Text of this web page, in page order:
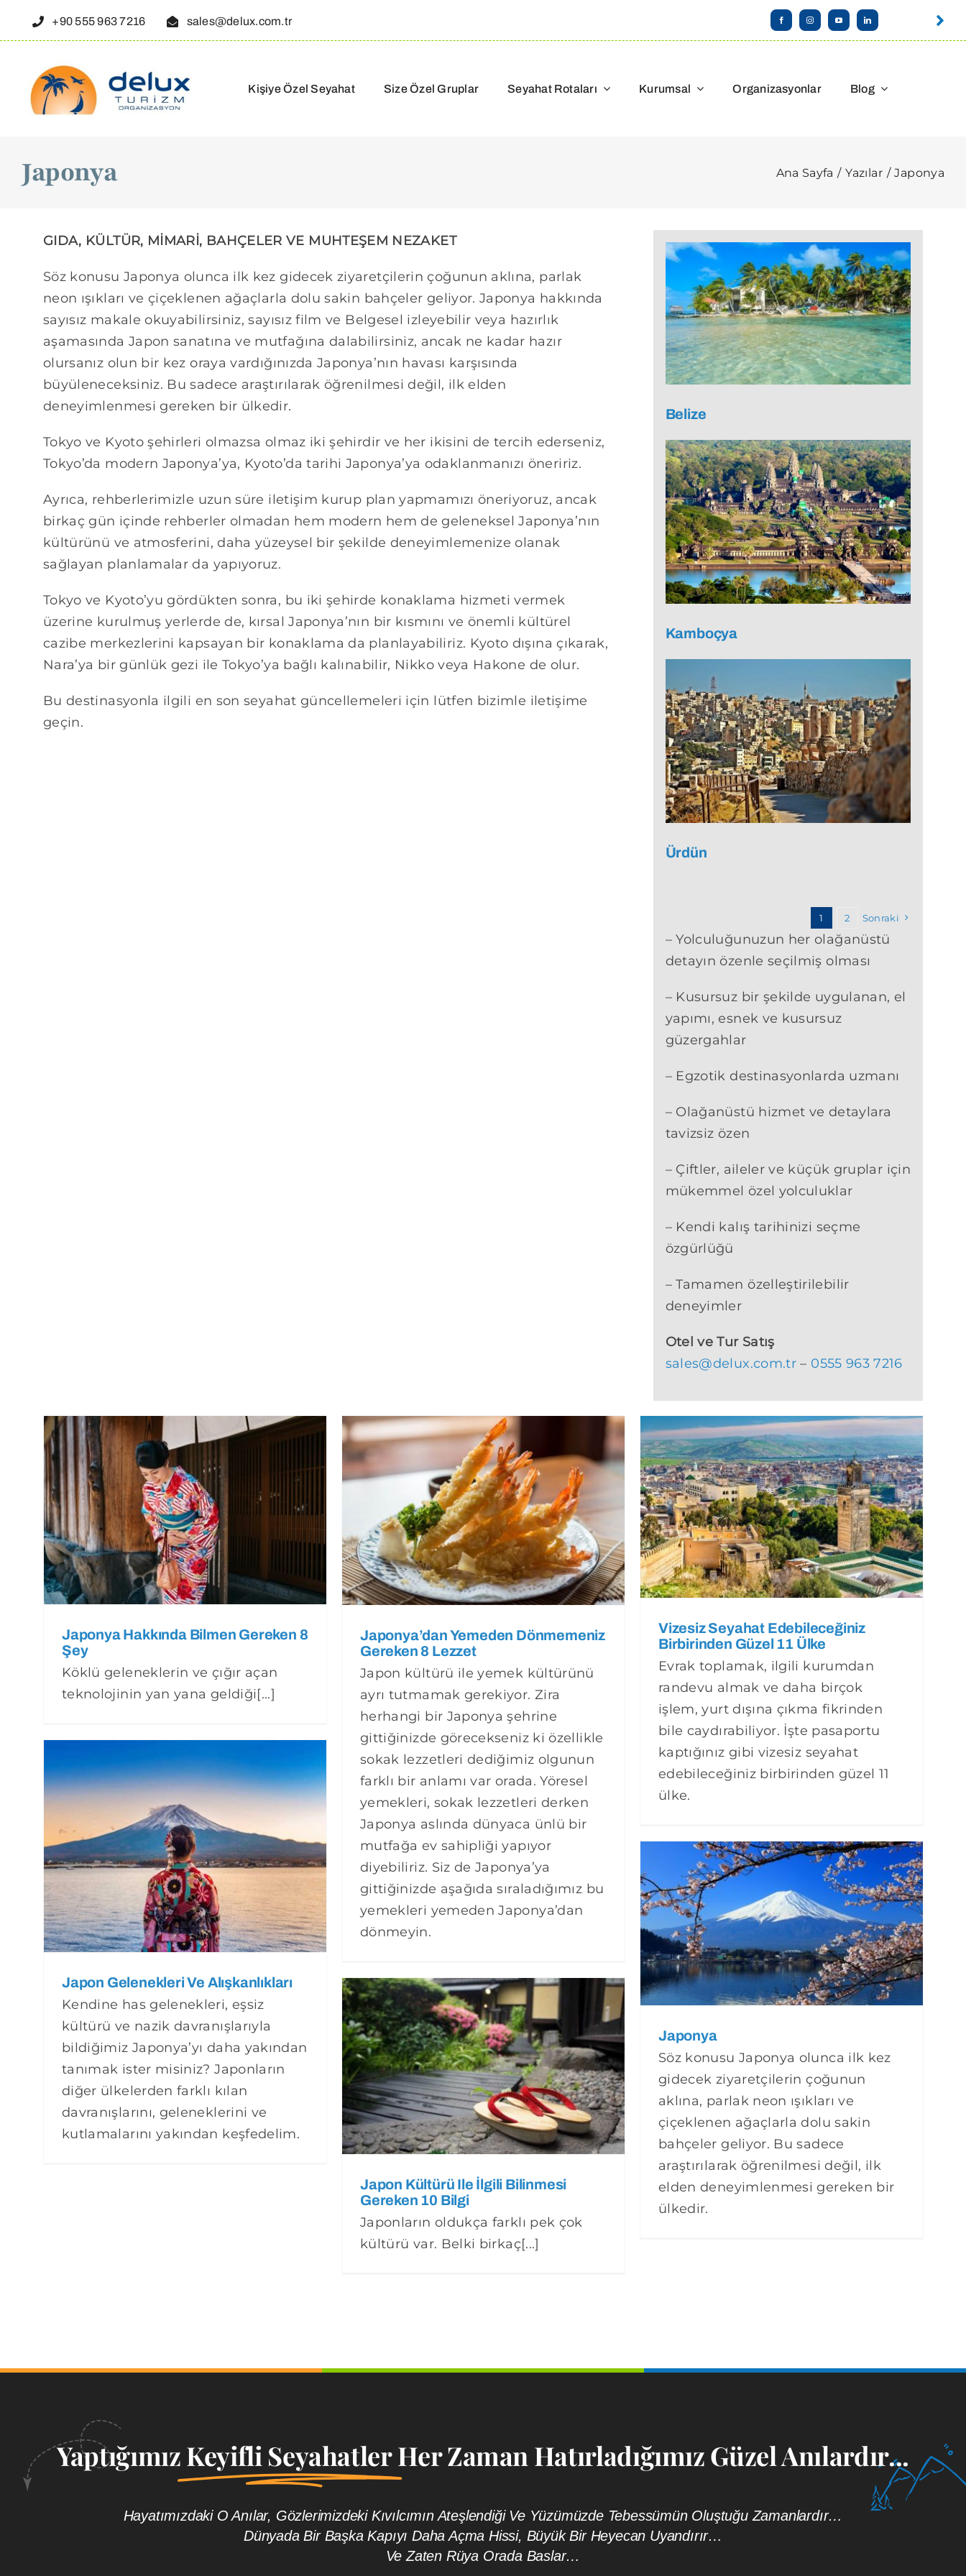
+90 555 963 7216 sales@delux.com.tr
Kişiye Özel Seyahat Size Özel Gruplar Seyahat Rotaları Kurumsal Organizasyonlar Blog
Japonya Ana Sayfa Yazılar Japonya
GIDA, KÜLTÜR, MİMARİ, BAHÇELER VE MUHTEŞEM NEZAKET
Söz konusu Japonya olunca ilk kez gidecek ziyaretçilerin çoğunun aklına, parlak
neon ışıkları ve çiçeklenen ağaçlarla dolu sakin bahçeler geliyor. Japonya hakkında
sayısız makale okuyabilirsiniz, sayısız film ve Belgesel izleyebilir veya hazırlık
aşamasında Japon sanatına ve mutfağına dalabilirsiniz, ancak ne kadar hazır
olursanız olun bir kez oraya vardığınızda Japonya’nın havası karşısında
büyüleneceksiniz. Bu sadece araştırılarak öğrenilmesi değil, ilk elden
deneyimlenmesi gereken bir ülkedir.
Tokyo ve Kyoto şehirleri olmazsa olmaz iki şehirdir ve her ikisini de tercih ederseniz,
Tokyo’da modern Japonya’ya, Kyoto’da tarihi Japonya’ya odaklanmanızı öneririz.
Ayrıca, rehberlerimizle uzun süre iletişim kurup plan yapmamızı öneriyoruz, ancak
birkaç gün içinde rehberler olmadan hem modern hem de geleneksel Japonya’nın
kültürünü ve atmosferini, daha yüzeysel bir şekilde deneyimlemenize olanak
sağlayan planlamalar da yapıyoruz.
Tokyo ve Kyoto’yu gördükten sonra, bu iki şehirde konaklama hizmeti vermek
üzerine kurulmuş yerlerde de, kırsal Japonya’nın bir kısmını ve önemli kültürel
cazibe merkezlerini kapsayan bir konaklama da planlayabiliriz. Kyoto dışına çıkarak,
Nara’ya bir günlük gezi ile Tokyo’ya bağlı kalınabilir, Nikko veya Hakone de olur.
Bu destinasyonla ilgili en son seyahat güncellemeleri için lütfen bizimle iletişime
geçin.
Belize
Kamboçya
Ürdün
1 2 Sonraki
– Yolculuğunuzun her olağanüstü
detayın özenle seçilmiş olması
– Kusursuz bir şekilde uygulanan, el
yapımı, esnek ve kusursuz
güzergahlar
– Egzotik destinasyonlarda uzmanı
– Olağanüstü hizmet ve detaylara
tavizsiz özen
– Çiftler, aileler ve küçük gruplar için
mükemmel özel yolculuklar
– Kendi kalış tarihinizi seçme
özgürlüğü
– Tamamen özelleştirilebilir
deneyimler
Otel ve Tur Satış
sales@delux.com.tr – 0555 963 7216
Japonya Hakkında Bilmen Gereken 8
Şey
Köklü geleneklerin ve çığır açan
teknolojinin yan yana geldiği[...]
Japonya’dan Yemeden Dönmemeniz
Gereken 8 Lezzet
Japon kültürü ile yemek kültürünü
ayrı tutmamak gerekiyor. Zira
herhangi bir Japonya şehrine
gittiğinizde görecekseniz ki özellikle
sokak lezzetleri dediğimiz olgunun
farklı bir anlamı var orada. Yöresel
yemekleri, sokak lezzetleri derken
Japonya aslında dünyaca ünlü bir
mutfağa ev sahipliği yapıyor
diyebiliriz. Siz de Japonya’ya
gittiğinizde aşağıda sıraladığımız bu
yemekleri yemeden Japonya’dan
dönmeyin.
Vizesiz Seyahat Edebileceğiniz
Birbirinden Güzel 11 Ülke
Evrak toplamak, ilgili kurumdan
randevu almak ve daha birçok
işlem, yurt dışına çıkma fikrinden
bile caydırabiliyor. İşte pasaportu
kaptığınız gibi vizesiz seyahat
edebileceğiniz birbirinden güzel 11
ülke.
Japon Gelenekleri Ve Alışkanlıkları
Kendine has gelenekleri, eşsiz
kültürü ve nazik davranışlarıyla
bildiğimiz Japonya’yı daha yakından
tanımak ister misiniz? Japonların
diğer ülkelerden farklı kılan
davranışlarını, geleneklerini ve
kutlamalarını yakından keşfedelim.
Japonya
Söz konusu Japonya olunca ilk kez
gidecek ziyaretçilerin çoğunun
aklına, parlak neon ışıkları ve
çiçeklenen ağaçlarla dolu sakin
bahçeler geliyor. Bu sadece
araştırılarak öğrenilmesi değil, ilk
elden deneyimlenmesi gereken bir
ülkedir.
Japon Kültürü Ile İlgili Bilinmesi
Gereken 10 Bilgi
Japonların oldukça farklı pek çok
kültürü var. Belki birkaç[...]
YaptığımızKeyifli SeyahatlerHer Zaman Hatırladığımız Güzel Anılardır...
Hayatımızdaki O Anılar, Gözlerimizdeki Kıvılcımın Ateşlendiği Ve Yüzümüzde Tebessümün Oluştuğu Zamanlardır…
Dünyada Bir Başka Kapıyı Daha Açma Hissi, Büyük Bir Heyecan Uyandırır…
Ve Zaten Rüya Orada Baslar…